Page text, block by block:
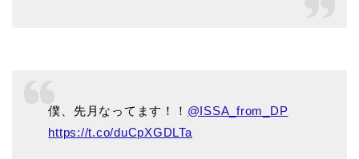
僕、先月なってます！！ @ISSA_from_DP
https://t.co/duCpXGDLTa